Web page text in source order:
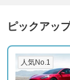
ピックアッ
人気No.1